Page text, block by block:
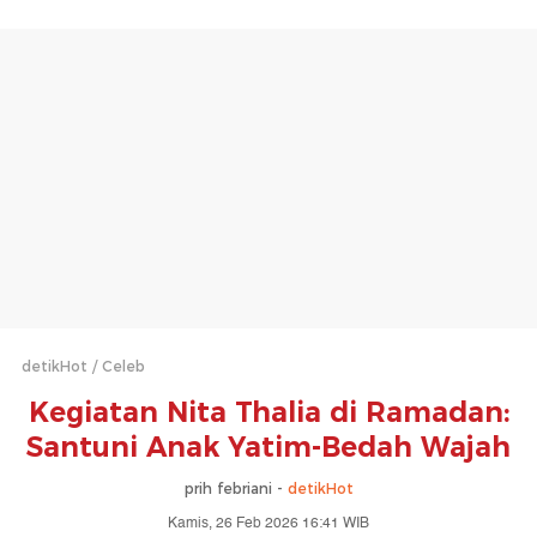
detikHot Celeb
Kegiatan Nita Thalia di Ramadan:
Santuni Anak Yatim-Bedah Wajah
prih febriani - detikHot
Kamis, 26 Feb 2026 16:41 WIB